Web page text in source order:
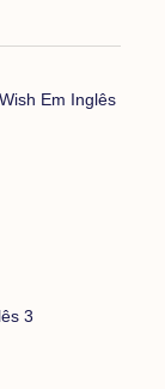
Em Inglês
3